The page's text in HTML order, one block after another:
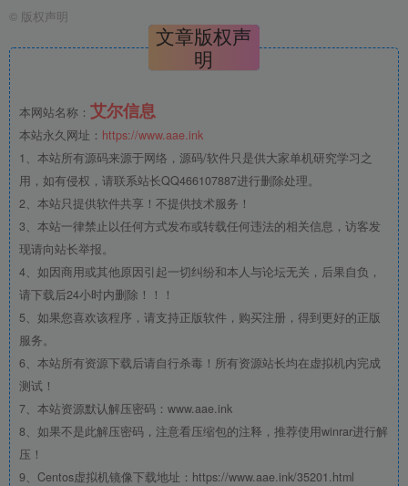
© 版权声明
文章版权声
明
本网站名称： 艾尔信息
本站永久网址： https://www.aae.ink
1、本站所有源码来源于网络，源码/软件只是供大家单机研究学习之
用，如有侵权，请联系站长QQ466107887进行删除处理。
2、本站只提供软件共享！不提供技术服务！
3、本站一律禁止以任何方式发布或转载任何违法的相关信息，访客发
现请向站长举报。
4、如因商用或其他原因引起一切纠纷和本人与论坛无关，后果自负，
请下载后24小时内删除！！！
5、如果您喜欢该程序，请支持正版软件，购买注册，得到更好的正版
服务。
6、本站所有资源下载后请自行杀毒！所有资源站长均在虚拟机内完成
测试！
7、本站资源默认解压密码：www.aae.ink
8、如果不是此解压密码，注意看压缩包的注释，推荐使用winrar进行解
压！
9、Centos虚拟机镜像下载地址：https://www.aae.ink/35201.html